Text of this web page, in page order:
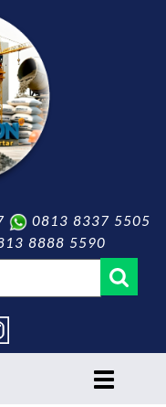
0813 8337 5505
8888 5590
toggle